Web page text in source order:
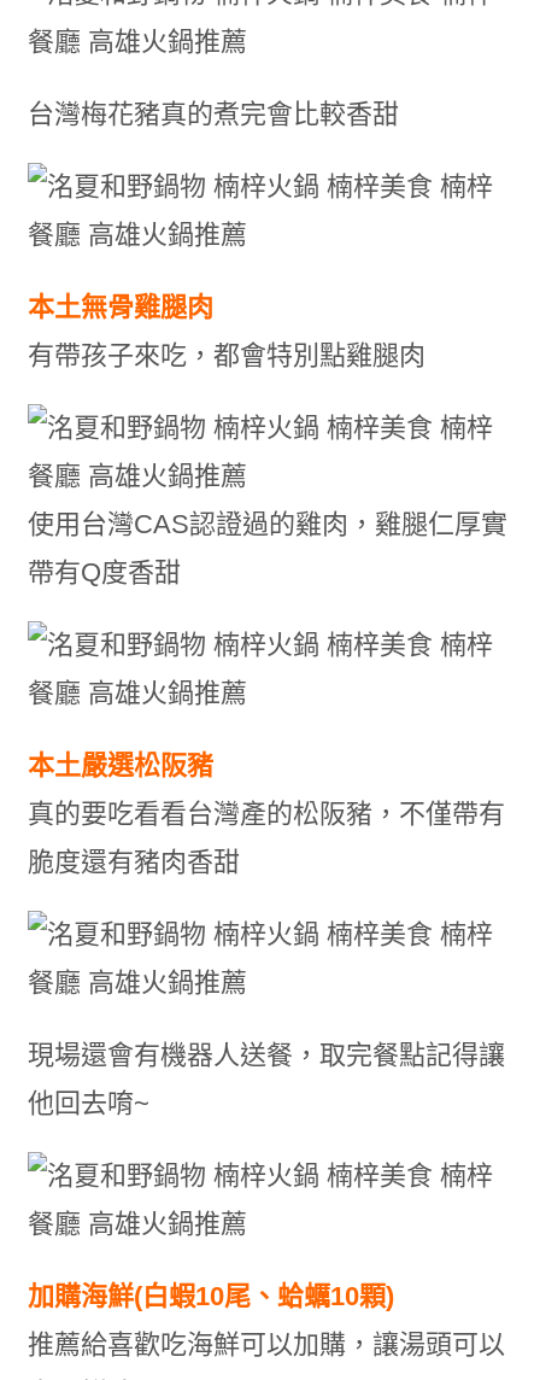
台灣梅花豬真的煮完會比較香甜
本土無骨雞腿肉
有帶孩子來吃，都會特別點雞腿肉
使用台灣CAS認證過的雞肉，雞腿仁厚實
帶有Q度香甜
本土嚴選松阪豬
真的要吃看看台灣產的松阪豬，不僅帶有
脆度還有豬肉香甜
現場還會有機器人送餐，取完餐點記得讓
他回去唷~
加購海鮮(白蝦10尾、蛤蠣10顆)
推薦給喜歡吃海鮮可以加購，讓湯頭可以